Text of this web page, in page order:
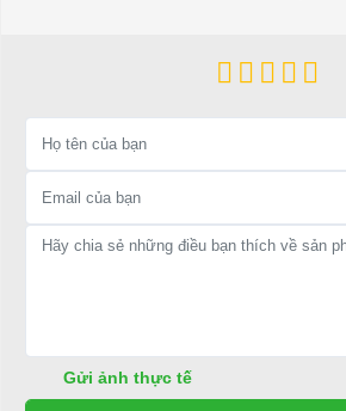
Gửi ảnh thực tế